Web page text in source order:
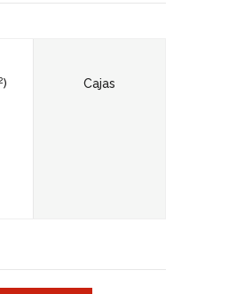
) Cajas